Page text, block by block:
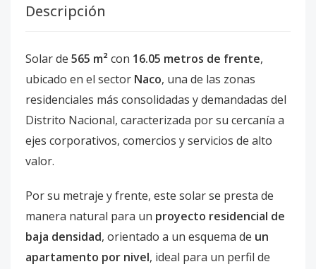
Descripción
Solar de 565 m²con 16.05 metros de frente,
ubicado en el sector Naco, una de las zonas
residenciales más consolidadas y demandadas del
Distrito Nacional, caracterizada por su cercanía a
ejes corporativos, comercios y servicios de alto
valor.
Por su metraje y frente, este solar se presta de
manera natural para un proyecto residencial de
baja densidad, orientado a un esquema de un
apartamento por nivel, ideal para un perfil de